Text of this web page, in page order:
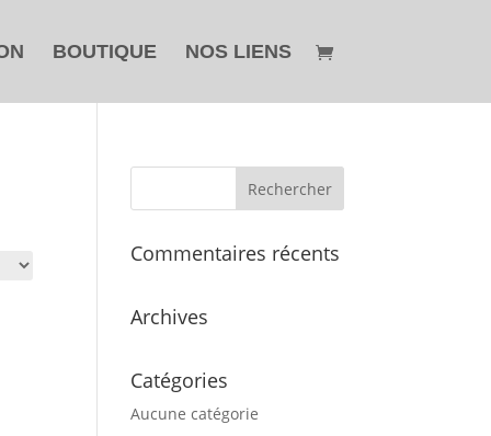
BOUTIQUE NOS LIENS
Commentaires récents
Archives
Catégories
Aucune catégorie